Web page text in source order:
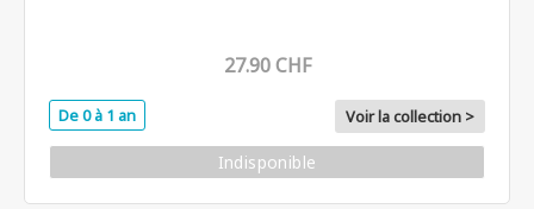
27.90 CHF
De 0 à 1 an Voir la collection >
Indisponible